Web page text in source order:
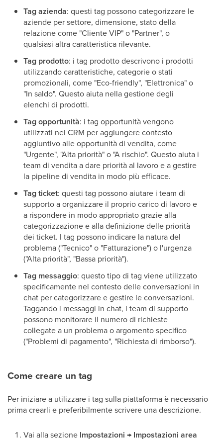
Tag azienda: questi tag possono categorizzare le
aziende per settore, dimensione, stato della
relazione come "Cliente VIP" o "Partner", o
qualsiasi altra caratteristica rilevante.
Tag prodotto: i tag prodotto descrivono i prodotti
utilizzando caratteristiche, categorie o stati
promozionali, come "Eco-friendly", "Elettronica" o
"In saldo". Questo aiuta nella gestione degli
elenchi di prodotti.
Tag opportunità: i tag opportunità vengono
utilizzati nel CRM per aggiungere contesto
aggiuntivo alle opportunità di vendita, come
"Urgente", "Alta priorità" o "A rischio". Questo aiuta i
team di vendita a dare priorità al lavoro e a gestire
la pipeline di vendita in modo più efficace.
Tag ticket: questi tag possono aiutare i team di
supporto a organizzare il proprio carico di lavoro e
a rispondere in modo appropriato grazie alla
categorizzazione e alla definizione delle priorità
dei ticket. I tag possono indicare la natura del
problema ("Tecnico" o "Fatturazione") o l'urgenza
("Alta priorità", "Bassa priorità").
Tag messaggio: questo tipo di tag viene utilizzato
specificamente nel contesto delle conversazioni in
chat per categorizzare e gestire le conversazioni.
Taggando i messaggi in chat, i team di supporto
possono monitorare il numero di richieste
collegate a un problema o argomento specifico
("Problemi di pagamento", "Richiesta di rimborso").
Come creare un tag
Per iniziare a utilizzare i tag sulla piattaforma è necessario
prima crearli e preferibilmente scrivere una descrizione.
Vai alla sezione Impostazioni → Impostazioni area